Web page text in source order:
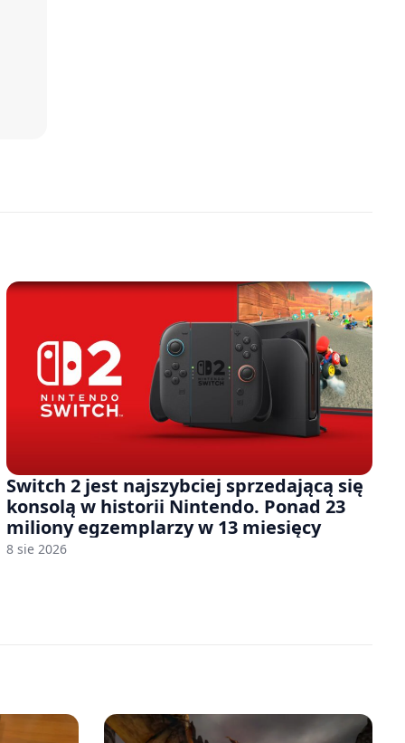
Switch 2 jest najszybciej sprzedającą się
konsolą w historii Nintendo. Ponad 23
miliony egzemplarzy w 13 miesięcy
8 sie 2026